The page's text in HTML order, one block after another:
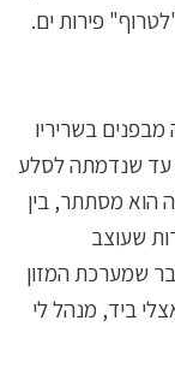
פירות ים.
בשריריו
עד שנדמתה לסלע
הוא מסתתר, בין
שעוצב
בר שמערכת המזון
ביד, מנהל לי